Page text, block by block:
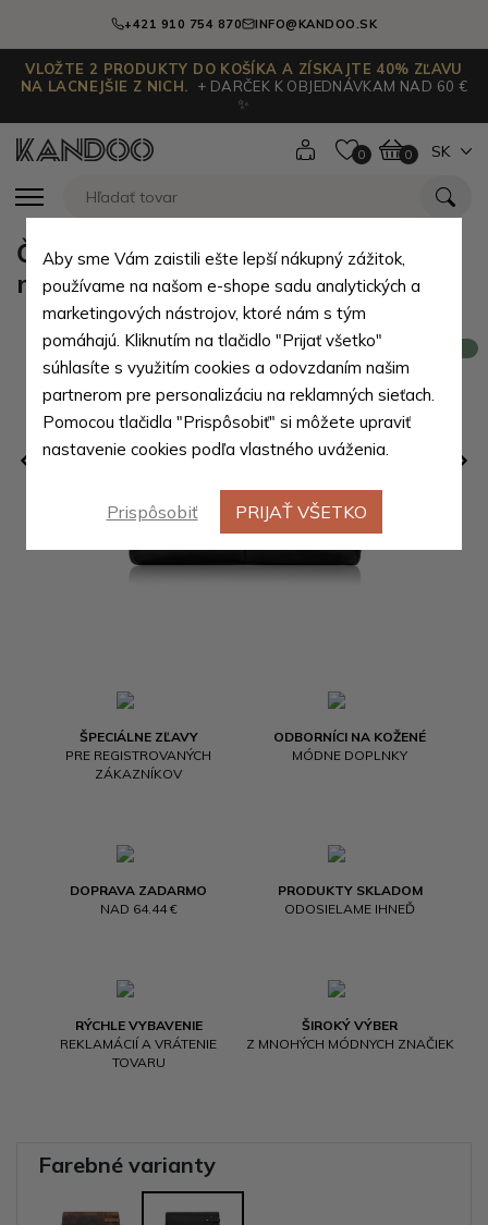
+421 910 754 870 INFO@KANDOO.SK
VLOŽTE 2 PRODUKTY DO KOŠÍKA A ZÍSKAJTE 40% ZĽAVU
NA LACNEJŠIE Z NICH.
+ DARČEK K OBJEDNÁVKAM NAD 60 €
✨
0 0 SK
ŠPECIÁLNE ZĽAVY
PRE REGISTROVANÝCH
ZÁKAZNÍKOV
ODBORNÍCI NA KOŽENÉ
MÓDNE DOPLNKY
DOPRAVA ZADARMO
NAD 64.44 €
PRODUKTY SKLADOM
ODOSIELAME IHNEĎ
RÝCHLE VYBAVENIE
REKLAMÁCIÍ A VRÁTENIE
TOVARU
ŠIROKÝ VÝBER
Z MNOHÝCH MÓDNYCH ZNAČIEK
Čierna pánska kožená taška na
notebook s chlopňou Jamshid
Farebné varianty
Aby sme Vám zaistili ešte lepší nákupný zážitok,
používame na našom e-shope sadu analytických a
marketingových nástrojov, ktoré nám s tým
pomáhajú. Kliknutím na tlačidlo "Prijať všetko"
súhlasíte s využitím cookies a odovzdaním našim
partnerom pre personalizáciu na reklamných sieťach.
Pomocou tlačidla "Prispôsobiť" si môžete upraviť
nastavenie cookies podľa vlastného uváženia.
Prispôsobiť PRIJAŤ VŠETKO